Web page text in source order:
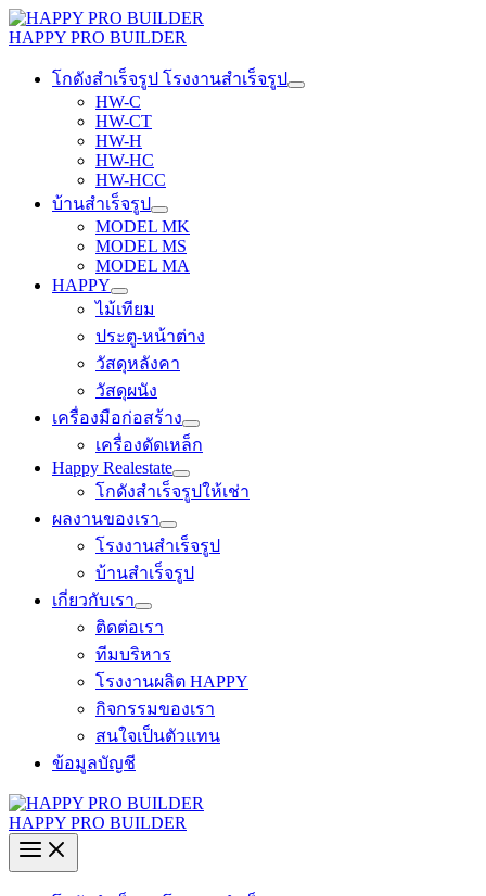
Skip
to
HAPPY PRO BUILDER
โกดังสำเร็จรูป โรงงานสำเร็จรูป
HW-C
HW-CT
HW-H
HW-HC
HW-HCC
บ้านสำเร็จรูป
MODEL MK
MODEL MS
MODEL MA
HAPPY
ไม้เทียม
ประตู-หน้าต่าง
วัสดุหลังคา
วัสดุผนัง
เครื่องมือก่อสร้าง
เครื่องดัดเหล็ก
Happy Realestate
โกดังสำเร็จรูปให้เช่า
ผลงานของเรา
โรงงานสำเร็จรูป
บ้านสำเร็จรูป
เกี่ยวกับเรา
ติดต่อเรา
ทีมบริหาร
โรงงานผลิต HAPPY
กิจกรรมของเรา
สนใจเป็นตัวแทน
ข้อมูลบัญชี
HAPPY PRO BUILDER